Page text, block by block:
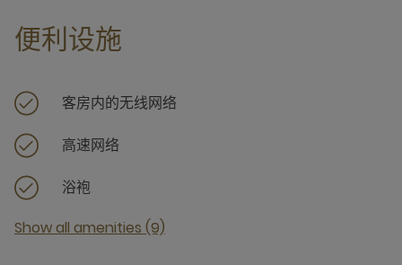
便利设施
客房内的无线网络
高速网络
浴袍
Show all amenities (9)